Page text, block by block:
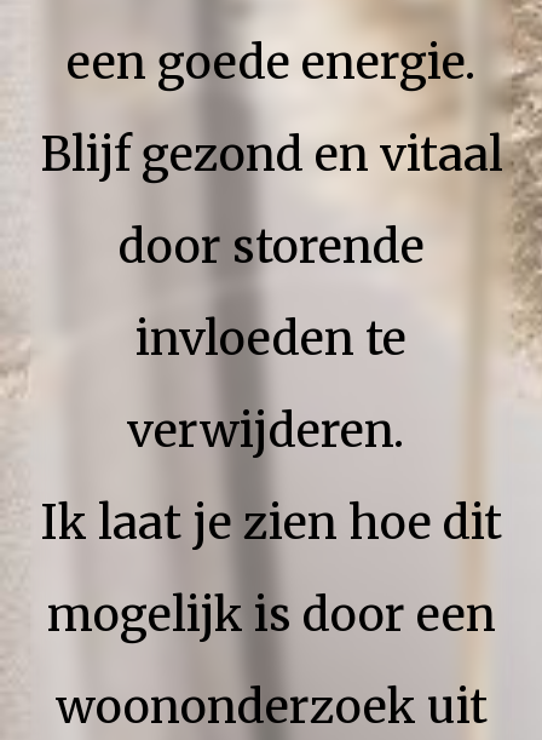
een goede energie.
Blijf gezond en vitaal
door storende
invloeden te
verwijderen.
Ik laat je zien hoe dit
mogelijk is door een
woononderzoek uit